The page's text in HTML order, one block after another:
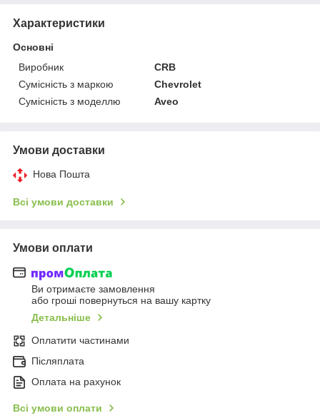
Характеристики
Основні
Виробник
CRB
Сумісність з маркою
Chevrolet
Сумісність з моделлю
Aveo
Умови доставки
Нова Пошта
Всі умови доставки
Умови оплати
Ви отримаєте замовлення
або гроші повернуться на вашу картку
Детальніше
Оплатити частинами
Післяплата
Оплата на рахунок
Всі умови оплати